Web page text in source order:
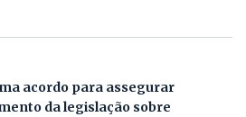
acordo para assegurar
da legislação sobre